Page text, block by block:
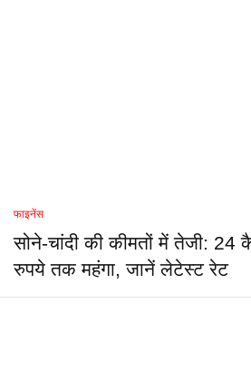
फाइनेंस
सोने-चांदी की कीमतों में तेजी: 24
रुपये तक महंगा, जानें लेटेस्ट रेट